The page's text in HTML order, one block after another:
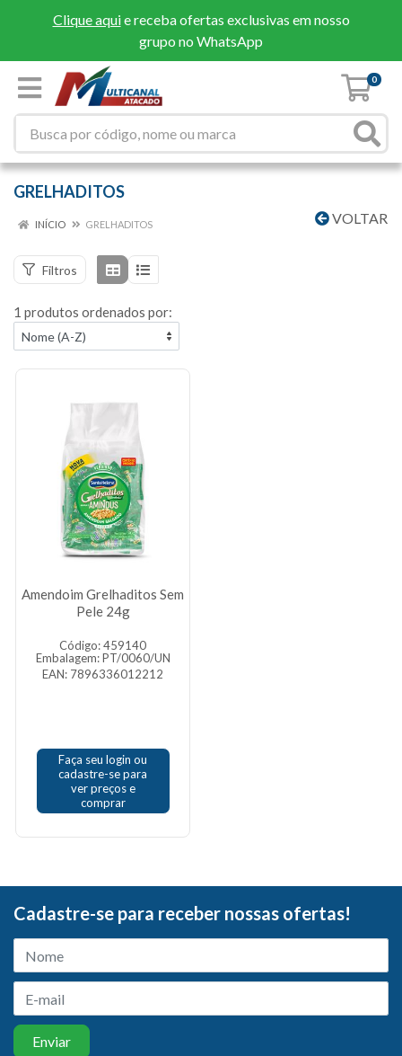
Clique aquie receba ofertas exclusivas em nosso
grupo no WhatsApp
0
GRELHADITOS
VOLTAR
INÍCIO GRELHADITOS
Filtros
1 produtos ordenados por:
Amendoim Grelhaditos Sem
Pele 24g
Código: 459140
Embalagem: PT/0060/UN
EAN: 7896336012212
Faça seu login ou
cadastre-se para
ver preços e
comprar
Cadastre-se para receber nossas ofertas!